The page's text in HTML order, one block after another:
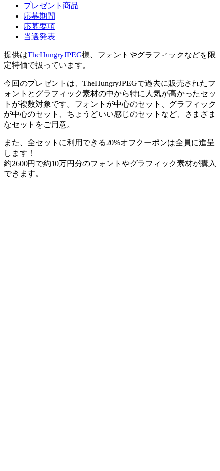
プレゼント商品
応募期間
応募要項
当選発表
提供はTheHungryJPEG様、フォントやグラフィックなどを限
定特価で扱っています。
今回のプレゼントは、TheHungryJPEGで過去に販売されたフ
ォントとグラフィック素材の中から特に人気が高かったセッ
トが複数対象です。フォントが中心のセット、グラフィック
が中心のセット、ちょうどいい感じのセットなど、さまざま
なセットをご用意。
また、全セットに利用できる20%オフクーポンは全員に進呈
します！
約2600円で約10万円分のフォントやグラフィック素材が購入
できます。